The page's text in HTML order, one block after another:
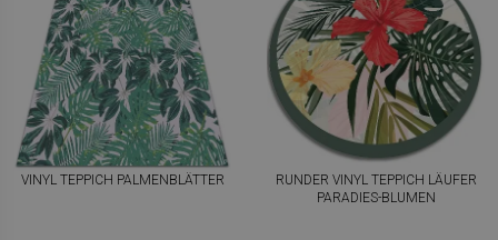
VINYL TEPPICH PALMENBLÄTTER
RUNDER VINYL TEPPICH LÄUFER
PARADIES-BLUMEN